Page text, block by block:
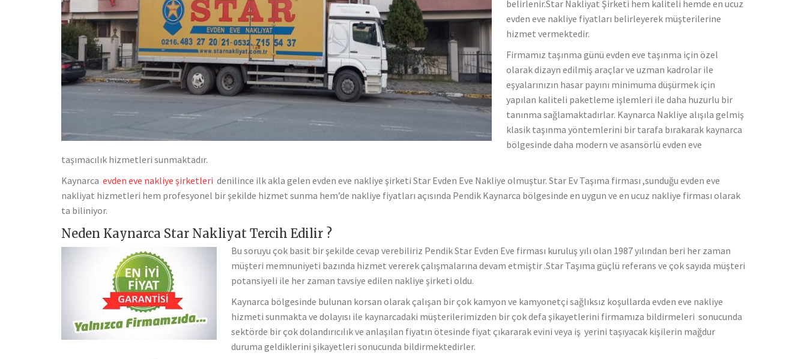
belirlenir.Star Nakliyat Şirketi hem kaliteli hemde en ucuz
evden eve nakliye fiyatları belirleyerek müşterilerine
hizmet vermektedir.
Firmamız taşınma günü evden eve taşınma için özel
olarak dizayn edilmiş araçlar ve uzman kadrolar ile
eşyalarınızın hasar payını minimuma düşürmek için
yapılan kaliteli paketleme işlemleri ile daha huzurlu bir
tanınma sağlamaktadırlar. Kaynarca Nakliye alışıla gelmiş
klasik taşınma yöntemlerini bir tarafa bırakarak kaynarca
bölgesinde daha modern ve asansörlü evden eve
taşımacılık hizmetleri sunmaktadır.
Kaynarca evden eve nakliye şirketleri denilince ilk akla gelen evden eve nakliye şirketi Star Evden Eve Nakliye olmuştur. Star Ev Taşıma firması ,sunduğu evden eve
nakliyat hizmetleri hem profesyonel bir şekilde hizmet sunma hem’de nakliye fiyatları açısında Pendik Kaynarca bölgesinde en uygun ve en ucuz nakliye firması olarak
ta biliniyor.
Neden Kaynarca Star Nakliyat Tercih Edilir ?
Bu soruyu çok basit bir şekilde cevap verebiliriz Pendik Star Evden Eve firması kuruluş yılı olan 1987 yılından beri her zaman
müşteri memnuniyeti bazında hizmet vererek çalışmalarına devam etmiştir .Star Taşıma güçlü referans ve çok sayıda müşteri
potansiyeli ile her zaman tavsiye edilen nakliye şirketi oldu.
Kaynarca bölgesinde bulunan korsan olarak çalışan bir çok kamyon ve kamyonetçi sağlıksız koşullarda evden eve nakliye
hizmeti sunmakta ve dolayısı ile kaynarcadaki müşterilerimizden bir çok defa şikayetlerini firmamıza bildirmeleri sonucunda
sektörde bir çok dolandırıcılık ve anlaşılan fiyatın ötesinde fiyat çıkararak evini veya iş yerini taşıyacak kişilerin mağdur
duruma geldiklerini şikayetleri sonucunda bildirmektedirler.